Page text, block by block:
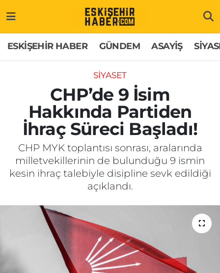
ESKİŞEHİR HABER GÜNDEM ASAYİŞ
SİYASET
CHP’de 9 İsim
Hakkında Partiden
İhraç Süreci Başladı!
CHP MYK toplantısı sonrası, aralarında
milletvekillerinin de bulunduğu 9 ismin
kesin ihraç talebiyle disipline sevk edildiği
açıklandı.
GÜNDEM
ASAYİŞ
SİYASET
EKONOMİ
SAĞLIK
SPOR
MAGAZİN
ESKİŞEHİRSPOR
Hakkımızda
İletişim
Künye
Odunpazarı Trafik Yoğunluk Haritası
Süper Lig Puan Durumu ve Fikstür
Tüm Manşetler
Son Dakika Haberleri
Haber Arşivi